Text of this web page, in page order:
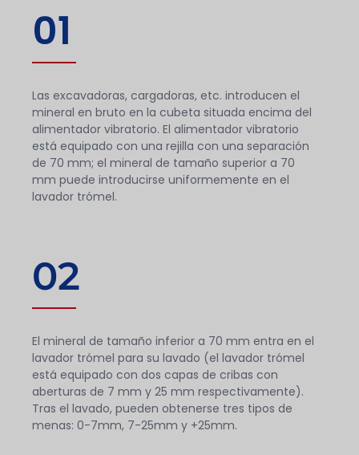
01
Las excavadoras, cargadoras, etc. introducen el
mineral en bruto en la cubeta situada encima del
alimentador vibratorio. El alimentador vibratorio
está equipado con una rejilla con una separación
de 70 mm; el mineral de tamaño superior a 70
mm puede introducirse uniformemente en el
lavador trómel.
02
El mineral de tamaño inferior a 70 mm entra en el
lavador trómel para su lavado (el lavador trómel
está equipado con dos capas de cribas con
aberturas de 7 mm y 25 mm respectivamente).
Tras el lavado, pueden obtenerse tres tipos de
menas: 0-7mm, 7-25mm y +25mm.